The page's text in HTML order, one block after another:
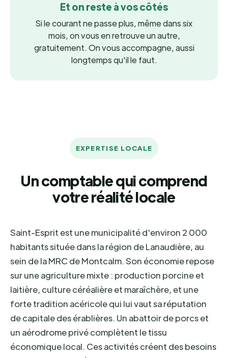
Et on reste à vos côtés
Si le courant ne passe plus, même dans six
mois, on vous en retrouve un autre,
gratuitement. On vous accompagne, aussi
longtemps qu'il le faut.
EXPERTISE LOCALE
Un comptable qui comprend
votre réalité locale
Saint-Esprit est une municipalité d'environ 2 000
habitants située dans la région de Lanaudière, au
sein de la MRC de Montcalm. Son économie repose
sur une agriculture mixte : production porcine et
laitière, culture céréalière et maraîchère, et une
forte tradition acéricole qui lui vaut sa réputation
de capitale des érablières. Un abattoir de porcs et
un aérodrome privé complètent le tissu
économique local. Ces activités créent des besoins